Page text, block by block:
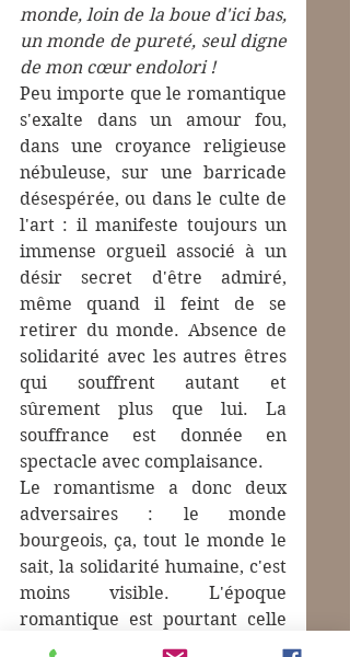
monde, loin de la boue d'ici bas,
un monde de pureté, seul digne
de mon cœur endolori !
Peu importe que le romantique
s'exalte dans un amour fou,
dans une croyance religieuse
nébuleuse, sur une barricade
désespérée, ou dans le culte de
l'art : il manifeste toujours un
immense orgueil associé à un
désir secret d'être admiré,
même quand il feint de se
retirer du monde. Absence de
solidarité avec les autres êtres
qui souffrent autant et
sûrement plus que lui. La
souffrance est donnée en
spectacle avec complaisance.
Le romantisme a donc deux
adversaires : le monde
bourgeois, ça, tout le monde le
sait, la solidarité humaine, c'est
moins visible. L'époque
romantique est pourtant celle
où le combat pour la